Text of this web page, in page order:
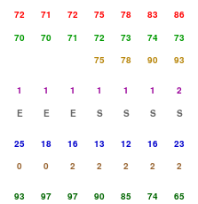
72 71 72 75 78 83 86
70 70 71 72 73 74 73
75 78 90 93
1 1 1 1 1 1 2
E E E S S S S
25 18 16 13 12 16 23
0 0 2 2 2 2 2
93 97 97 90 85 74 65